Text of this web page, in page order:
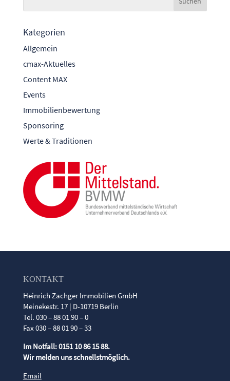
Kategorien
Allgemein
cmax-Aktuelles
Content MAX
Events
Immobilienbewertung
Sponsoring
Werte & Traditionen
KONTAKT
Heinrich Zachger Immobilien GmbH
Meinekestr. 17 | D-10719 Berlin
Tel. 030 – 88 01 90 – 0
Fax 030 – 88 01 90 – 33
Im Notfall: 0151 10 86 15 88.
Wir melden uns schnellstmöglich.
Email